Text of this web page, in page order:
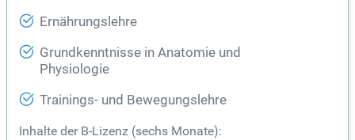
Ernährungslehre
Grundkenntnisse in Anatomie und
Physiologie
Trainings- und Bewegungslehre
Inhalte der B-Lizenz (sechs Monate):